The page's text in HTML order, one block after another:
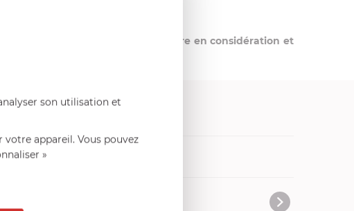
met
un point d’honneur à prendre en considération et
Livres de cuisine
son utilisation et
votre appareil. Vous pouvez
»